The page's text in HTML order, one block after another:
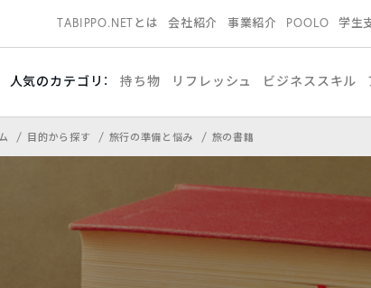
TABIPPO.NETとは 会社紹介 事業紹介 POOLO 学生
人気のカテゴリ： 持ち物 リフレッシュ ビジネススキル
目的から探す 旅行の準備と悩み 旅の書籍